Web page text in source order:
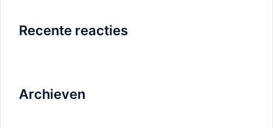
Recente reacties
Archieven